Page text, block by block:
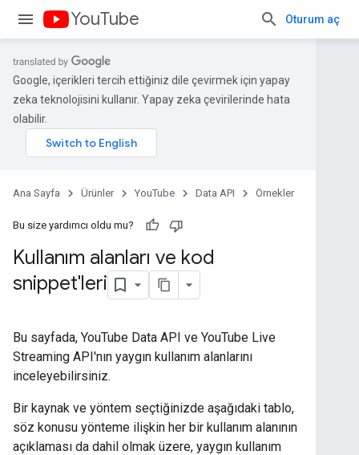
YouTube Oturum aç
Google, içerikleri tercih ettiğiniz dile çevirmek için yapay
zeka teknolojisini kullanır. Yapay zeka çevirilerinde hata
olabilir.
Ana Sayfa Ürünler YouTube Data API Örnekler
Bu size yardımcı oldu mu?
Kullanım alanları ve kod
snippet'leri